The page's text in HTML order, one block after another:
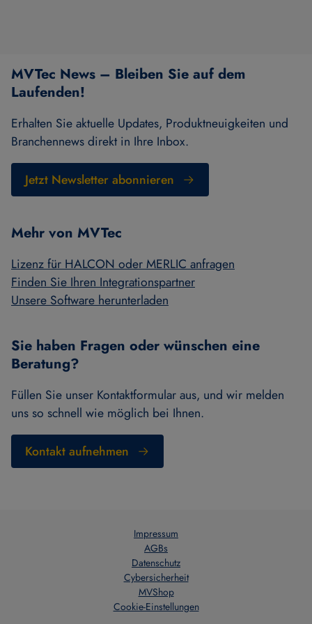
MVTec News – Bleiben Sie auf dem
Laufenden!
Erhalten Sie aktuelle Updates, Produktneuigkeiten und
Branchennews direkt in Ihre Inbox.
Jetzt Newsletter abonnieren
Mehr von MVTec
Lizenz für HALCON oder MERLIC anfragen
Finden Sie Ihren Integrationspartner
Unsere Software herunterladen
Sie haben Fragen oder wünschen eine
Beratung?
Füllen Sie unser Kontaktformular aus, und wir melden
uns so schnell wie möglich bei Ihnen.
Kontakt aufnehmen
Impressum
AGBs
Datenschutz
Cybersicherheit
MVShop
Cookie-Einstellungen